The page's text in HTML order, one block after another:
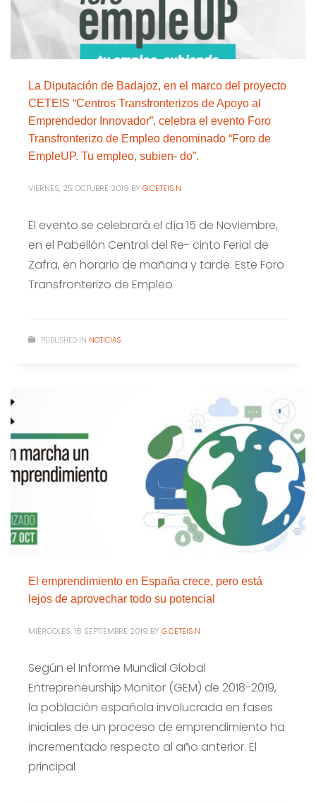
La Diputación de Badajoz, en el marco del proyecto
CETEIS “Centros Transfronterizos de Apoyo al
Emprendedor Innovador”, celebra el evento Foro
Transfronterizo de Empleo denominado “Foro de
EmpleUP. Tu empleo, subien- do”.
VIERNES, 25 OCTUBRE 2019 BY G.CETEIS.N
El evento se celebrará el día 15 de Noviembre,
en el Pabellón Central del Re- cinto Ferial de
Zafra, en horario de mañana y tarde. Este Foro
Transfronterizo de Empleo
PUBLISHED IN NOTICIAS
El emprendimiento en España crece, pero está
lejos de aprovechar todo su potencial
MIÉRCOLES, 18 SEPTIEMBRE 2019 BY G.CETEIS.N
Según el Informe Mundial Global
Entrepreneurship Monitor (GEM) de 2018-2019,
la población española involucrada en fases
iniciales de un proceso de emprendimiento ha
incrementado respecto al año anterior. El
principal